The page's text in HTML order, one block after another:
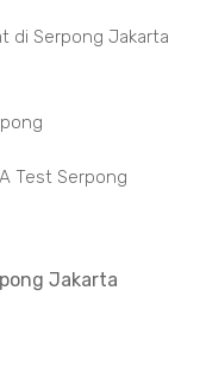
di Serpong Jakarta
Test Serpong
Jakarta